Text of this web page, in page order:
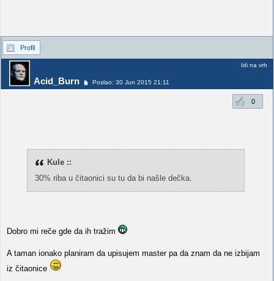
Profil
Acid_Burn Poslao: 30 Jun 2015 21:11
Idi na vrh
0
Kule ::
30% riba u čitaonici su tu da bi našle dečka.
Dobro mi reče gde da ih tražim
A taman ionako planiram da upisujem master pa da znam da ne izbijam
iz čitaonice